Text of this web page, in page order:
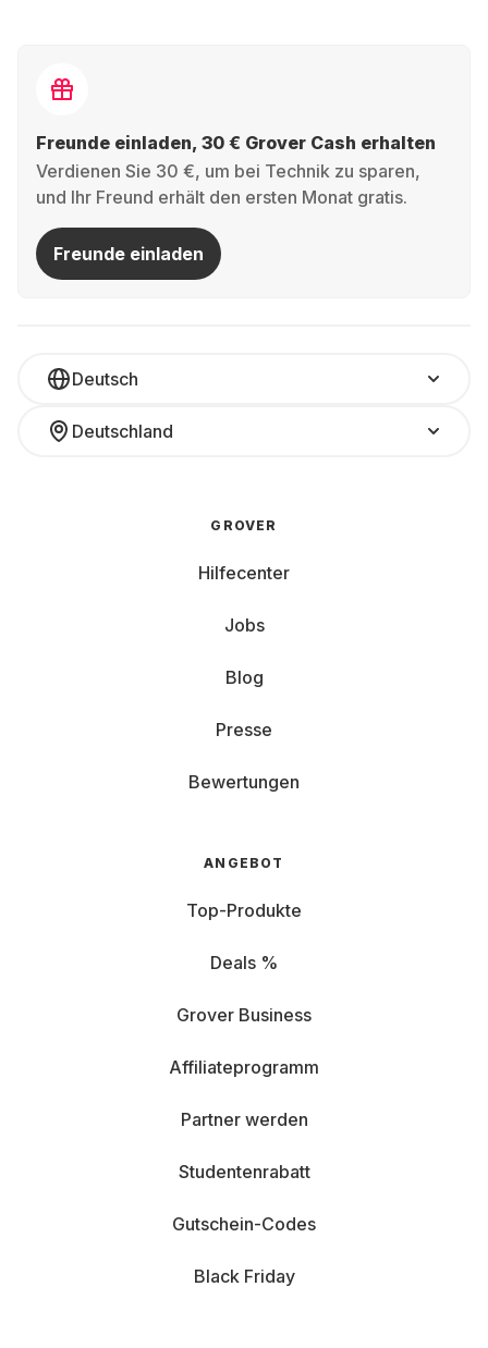
Freunde einladen, 30 € Grover Cash erhalten
Verdienen Sie 30 €, um bei Technik zu sparen,
und Ihr Freund erhält den ersten Monat gratis.
Freunde einladen
Deutsch
Deutschland
GROVER
Hilfecenter
Jobs
Blog
Presse
Bewertungen
ANGEBOT
Top-Produkte
Deals %
Grover Business
Affiliateprogramm
Partner werden
Studentenrabatt
Gutschein-Codes
Black Friday